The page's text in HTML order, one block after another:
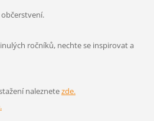
ročníků, nechte se inspirovat a
naleznetezde.